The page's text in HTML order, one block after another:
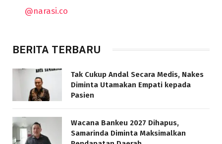
@narasi.co
BERITA TERBARU
Tak Cukup Andal Secara Medis, Nakes
Diminta Utamakan Empati kepada
Pasien
Wacana Bankeu 2027 Dihapus,
Samarinda Diminta Maksimalkan